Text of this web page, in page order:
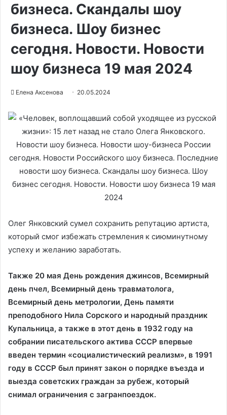
бизнеса. Скандалы шоу
бизнеса. Шоу бизнес
сегодня. Новости. Новости
шоу бизнеса 19 мая 2024
Елена Аксенова 20.05.2024
Олег Янковский сумел сохранить репутацию артиста,
который смог избежать стремления к сиюминутному
успеху и желанию заработать.
Также 20 мая День рождения джинсов, Всемирный
день пчел, Всемирный день травматолога,
Всемирный день метрологии, День памяти
преподобного Нила Сорского и народный праздник
Купальница, а также в этот день в 1932 году на
собрании писательского актива СССР впервые
введен термин «социалистический реализм», в 1991
году в СССР был принят закон о порядке въезда и
выезда советских граждан за рубеж, который
снимал ограничения с загранпоездок.